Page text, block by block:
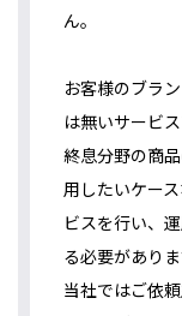
ん。
お客様のブラ
は無いサービ
終息分野の商
用したいケー
ビスを行い、
る必要がありま
当社ではご依